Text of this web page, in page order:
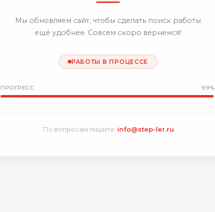
Мы обновляем сайт, чтобы сделать поиск работы
ещё удобнее. Совсем скоро вернёмся!
РАБОТЫ В ПРОЦЕССЕ
ПРОГРЕСС 99%
По вопросам пишите: info@step-ler.ru